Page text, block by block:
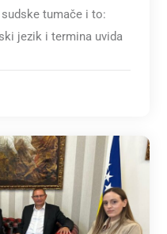
tumače i to:
jezik i termina uvida